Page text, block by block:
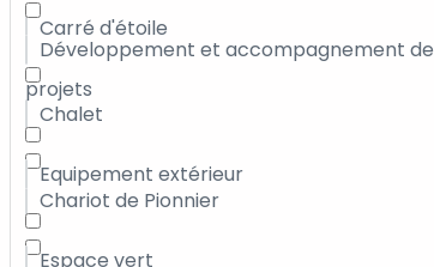
Carré d'étoile
Chalet
Chariot de Pionnier
Développement et accompagnement de
projets
Equipement extérieur
Espace vert